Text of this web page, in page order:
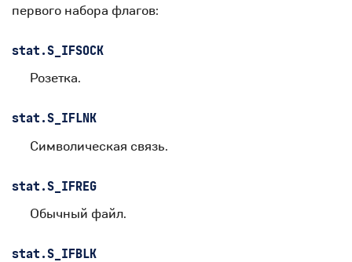
первого набора флагов:
stat.S_IFSOCK
Розетка.
stat.S_IFLNK
Символическая связь.
stat.S_IFREG
Обычный файл.
stat.S_IFBLK